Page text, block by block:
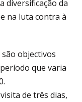
diversificação da
na luta contra à
objectivos
que varia
de três dias,